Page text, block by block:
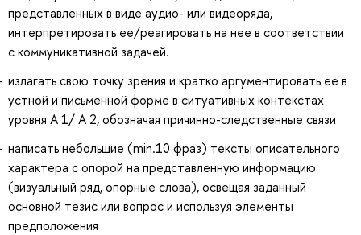
представленных в виде аудио- или видеоряда,
интерпретировать ее/реагировать на нее в соответствии
с коммуникативной задачей.
излагать свою точку зрения и кратко аргументировать ее в
устной и письменной форме в ситуативных контекстах
уровня А 1/ А 2, обозначая причинно-следственные связи
написать небольшие (min.10 фраз) тексты описательного
характера с опорой на представленную информацию
(визуальный ряд, опорные слова), освещая заданный
основной тезис или вопрос и используя элементы
предположения